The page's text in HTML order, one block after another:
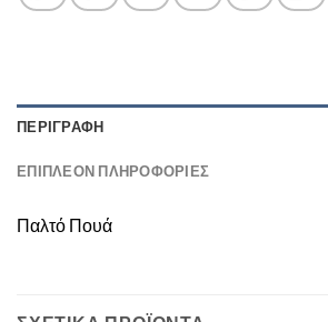
ΠΕΡΙΓΡΑΦΉ
ΕΠΙΠΛΈΟΝ ΠΛΗΡΟΦΟΡΊΕΣ
Παλτό Πουά